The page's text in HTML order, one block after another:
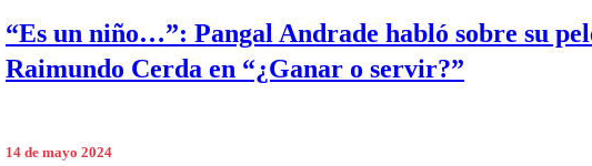
“Es un niño…”: Pangal Andrade habló sobre su
Raimundo Cerda en “¿Ganar o servir?”
14 de mayo 2024